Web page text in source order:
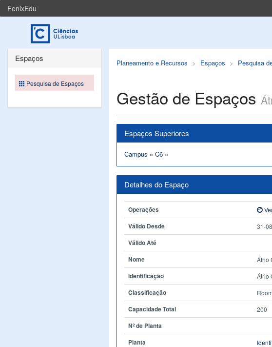
FenixEdu
Planeamento e Recursos Espaços Pesquisa
Gestão de Espaços
Espaços Superiores
Campus » C6 »
Detalhes do Espaço
Operações
Válido Desde 31-
Válido Até
Nome
Átrio
Identificação Átrio
Classificação Room
Capacidade Total 200
Nº de Planta
Planta
Espaços
Pesquisa de Espaços